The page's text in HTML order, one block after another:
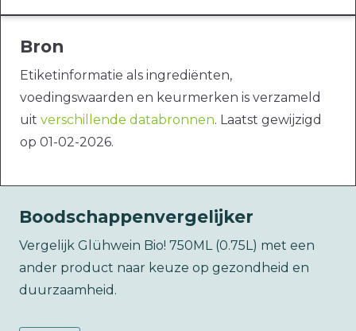
Bron
Etiketinformatie als ingrediënten,
voedingswaarden en keurmerken is verzameld
uit verschillende databronnen. Laatst gewijzigd
op 01-02-2026.
Boodschappenvergelijker
Vergelijk Glühwein Bio! 750ML (0.75L) met een
ander product naar keuze op gezondheid en
duurzaamheid.